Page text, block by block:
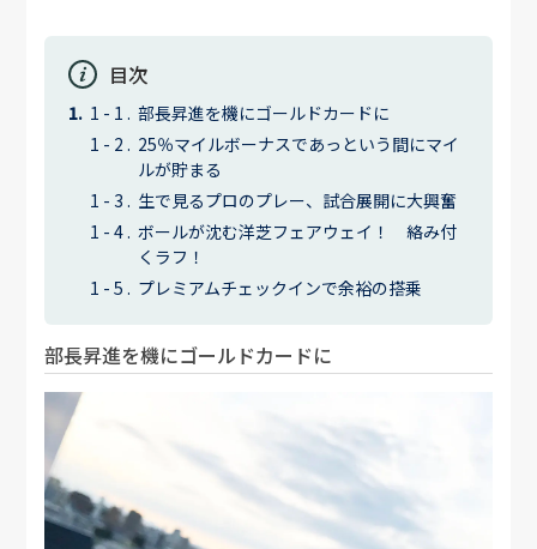
目次
部長昇進を機にゴールドカードに
25％マイルボーナスであっという間にマイ
ルが貯まる
生で見るプロのプレー、試合展開に大興奮
ボールが沈む洋芝フェアウェイ！ 絡み付
くラフ！
プレミアムチェックインで余裕の搭乗
部長昇進を機にゴールドカードに